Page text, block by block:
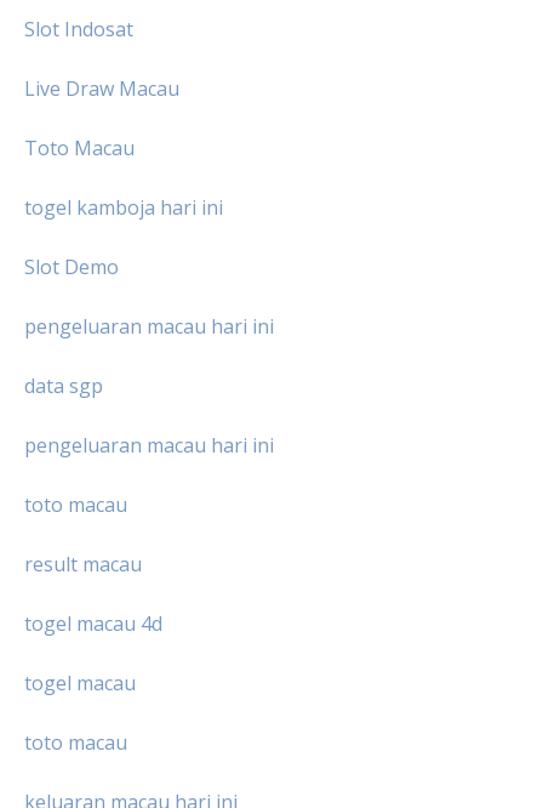
Slot Indosat
Live Draw Macau
Toto Macau
togel kamboja hari ini
Slot Demo
pengeluaran macau hari ini
data sgp
pengeluaran macau hari ini
toto macau
result macau
togel macau 4d
togel macau
toto macau
keluaran macau hari ini